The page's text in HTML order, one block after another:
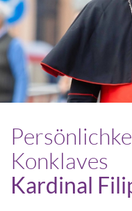
Konklaves
Kardinal